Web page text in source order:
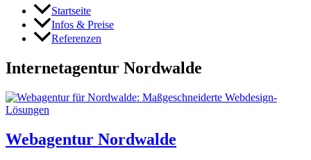
Startseite
Infos & Preise
Referenzen
Internetagentur Nordwalde
Webagentur Nordwalde